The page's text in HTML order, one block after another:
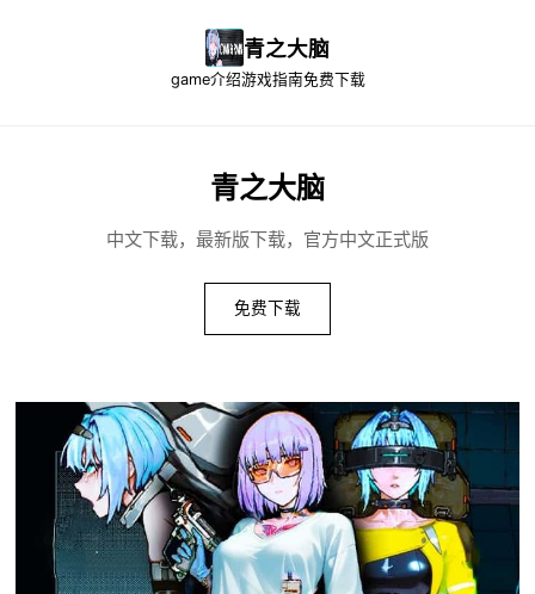
青之大脑
game介绍游戏指南免费下载
青之大脑
中文下载，最新版下载，官方中文正式版
免费下载